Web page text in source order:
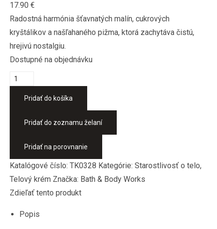
17.90 €
Radostná harmónia šťavnatých malín, cukrových
kryštálikov a našľahaného pižma, ktorá zachytáva čistú,
hrejivú nostalgiu.
Dostupné na objednávku
množstvo
SWEETEST
g
Pridať do košíka
Pridať do zoznamu želaní
Pridať na porovnanie
Katalógové číslo: TK0328 Kategórie: Starostlivosť o telo,
Telový krém Značka: Bath & Body Works
Zdieľať tento produkt
Popis